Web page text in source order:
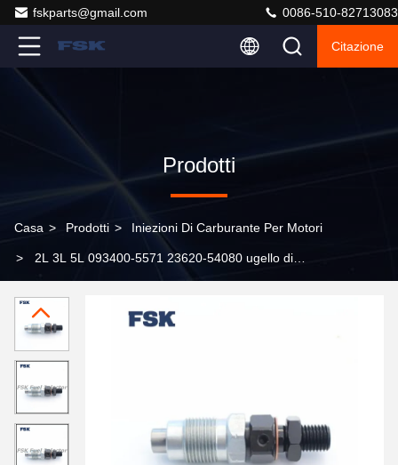
fskparts@gmail.com 0086-510-82713083
Citazione
Prodotti
Casa > Prodotti > Iniezioni Di Carburante Per Motori
> 2L 3L 5L 093400-5571 23620-54080 ugello di